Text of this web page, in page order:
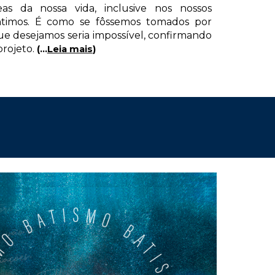
da nossa vida, inclusive nos nossos
É como se fôssemos tomados por
desejamos seria impossível, confirmando
(...Leia mais)